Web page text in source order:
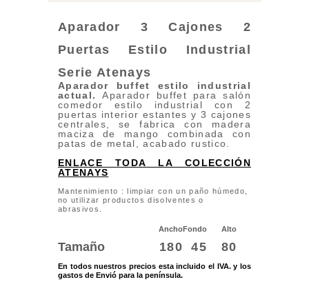
Aparador 3 Cajones 2
Puertas Estilo Industrial
Serie Atenays
Aparador buffet estilo industrial
actual.Aparador buffet para salón
comedor estilo industrial con 2
puertas interior estantes y 3 cajones
centrales, se fabrica con madera
maciza de mango combinada con
patas de metal, acabado rustico.
ENLACE TODA LA COLECCIÓN
ATENAYS
Mantenimiento : limpiar con un paño húmedo,
no utilizar productos disolventes o
abrasivos.
AnchoFondo Alto
Tamaño 180 45 80
En todos nuestros precios esta incluido el IVA. y los
gastos de Envió para la península.